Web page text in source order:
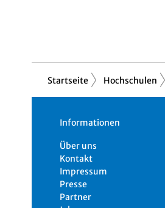
Startseite Hochschulen
Informationen
Über uns
Kontakt
Impressum
Presse
Partner